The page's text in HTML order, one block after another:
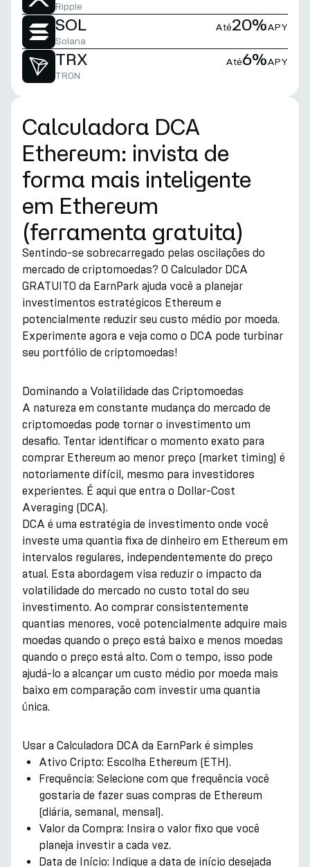
Ripple
SOL
Solana
Até20%APY
TRX
TRON
Até6%APY
Calculadora DCA
Ethereum: invista de
forma mais inteligente
em Ethereum
(ferramenta gratuita)
Sentindo-se sobrecarregado pelas oscilações do
mercado de criptomoedas? O Calculador DCA
GRATUITO da EarnPark ajuda você a planejar
investimentos estratégicos Ethereum e
potencialmente reduzir seu custo médio por moeda.
Experimente agora e veja como o DCA pode turbinar
seu portfólio de criptomoedas!
Dominando a Volatilidade das Criptomoedas
A natureza em constante mudança do mercado de
criptomoedas pode tornar o investimento um
desafio. Tentar identificar o momento exato para
comprar Ethereum ao menor preço (market timing) é
notoriamente difícil, mesmo para investidores
experientes. É aqui que entra o Dollar-Cost
Averaging (DCA).
DCA é uma estratégia de investimento onde você
investe uma quantia fixa de dinheiro em Ethereum em
intervalos regulares, independentemente do preço
atual. Esta abordagem visa reduzir o impacto da
volatilidade do mercado no custo total do seu
investimento. Ao comprar consistentemente
quantias menores, você potencialmente adquire mais
moedas quando o preço está baixo e menos moedas
quando o preço está alto. Com o tempo, isso pode
ajudá-lo a alcançar um custo médio por moeda mais
baixo em comparação com investir uma quantia
única.
Usar a Calculadora DCA da EarnPark é simples
Ativo Cripto: Escolha Ethereum (ETH).
Frequência: Selecione com que frequência você
gostaria de fazer suas compras de Ethereum
(diária, semanal, mensal).
Valor da Compra: Insira o valor fixo que você
planeja investir a cada vez.
Data de Início: Indique a data de início desejada